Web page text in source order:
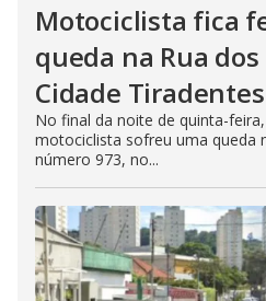
Motociclista fica
queda na Rua
Cidade Tiradentes
No final da noite de quinta-
motociclista sofreu uma queda
número 973, no...